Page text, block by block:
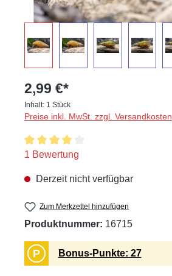
2,99 €*
Inhalt: 1 Stück
Preise inkl. MwSt. zzgl. Versandkosten
Durchschnittliche Bewertung von
1 Bewertung
Derzeit nicht verfügbar
Zum Merkzettel hinzufügen
Produktnummer: 16715
P Bonus-Punkte: 27